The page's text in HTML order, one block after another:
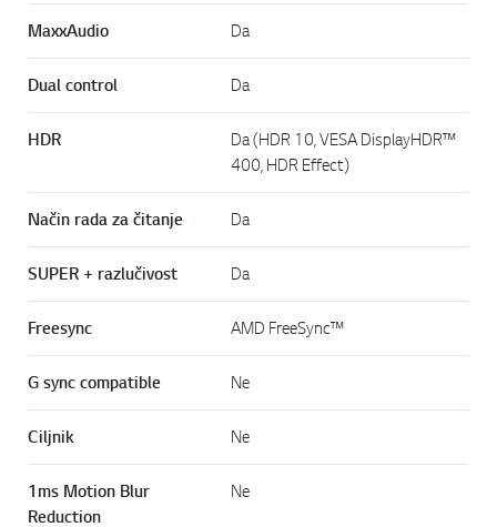
MaxxAudio Da
Dual control Da
HDR
Da (HDR 10, VESA DisplayHDR™
400, HDR Effect)
Način rada za čitanje Da
SUPER + razlučivost Da
Freesync AMD FreeSync™
G sync compatible Ne
Ciljnik Ne
1ms Motion Blur
Reduction
Ne